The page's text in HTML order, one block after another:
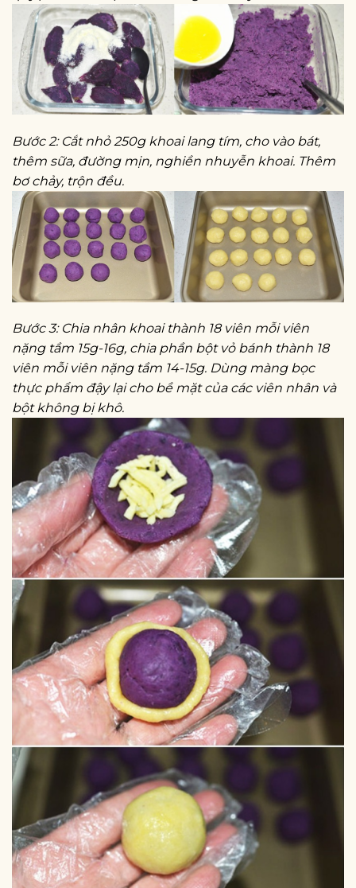
Bước 2: Cắt nhỏ 250g khoai lang tím, cho vào bát,
thêm sữa, đường mịn, nghiền nhuyễn khoai. Thêm
bơ chảy, trộn đều.
Bước 3: Chia nhân khoai thành 18 viên mỗi viên
nặng tầm 15g-16g, chia phần bột vỏ bánh thành 18
viên mỗi viên nặng tầm 14-15g. Dùng màng bọc
thực phẩm đậy lại cho bề mặt của các viên nhân và
bột không bị khô.